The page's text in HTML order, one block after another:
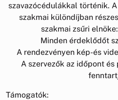
szavazócédulákkal történik.
szakmai különdíjban
szakmai zsűri
Minden érdeklődőt
A rendezvényen kép-és
A szervezők az időpont
Támogatók: